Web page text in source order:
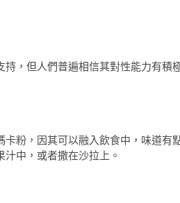
，但人們普遍相信其對性能力有積
粉，因其可以融入飲食中，味道有
中，或者撒在沙拉上。